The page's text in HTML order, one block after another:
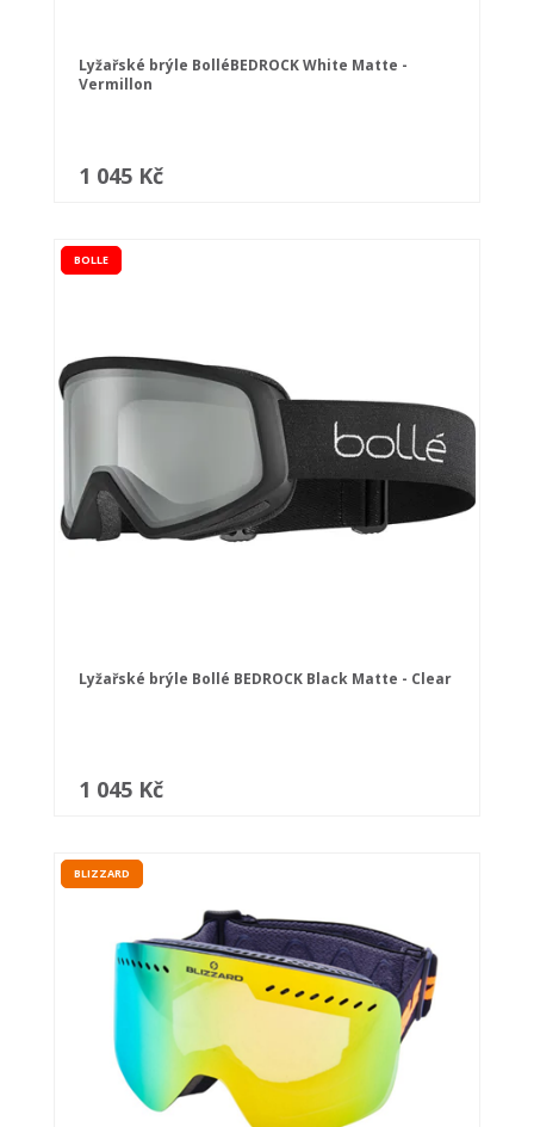
Lyžařské brýle BolléBEDROCK White Matte -
Vermillon
1 045 Kč
BOLLE
Lyžařské brýle Bollé BEDROCK Black Matte - Clear
1 045 Kč
BLIZZARD